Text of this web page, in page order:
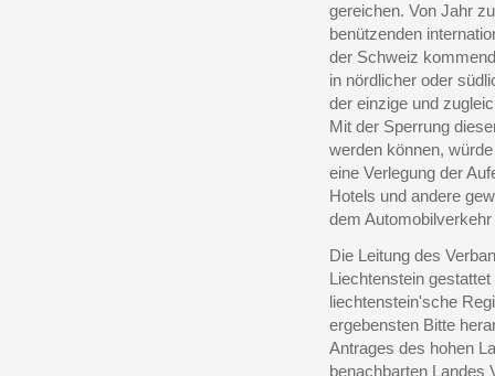
gereichen. Von Jahr
benützenden
der Schweiz
in nördlicher oder
der einzige und
Mit der Sperrung
werden können,
eine Verlegung der
Hotels und andere
dem
Die Leitung des
Liechtenstein
liechtenstein'sche
ergebensten Bitte
Antrages des hohen
benachbarten Landes